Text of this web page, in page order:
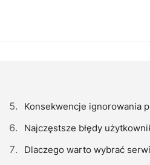
Konsekwencje ignorowania
Najczęstsze błędy
Dlaczego warto wybrać